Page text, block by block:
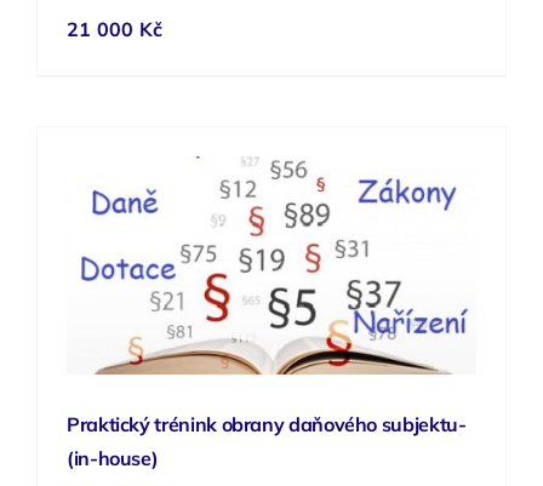
21 000 Kč
Praktický trénink obrany daňového subjektu-
(in-house)